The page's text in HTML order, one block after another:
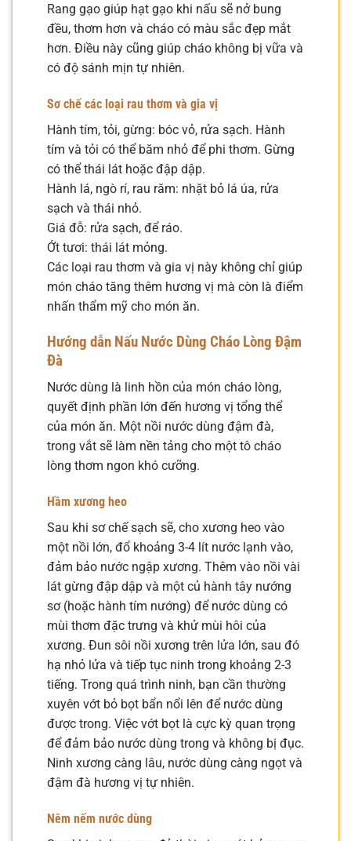
Rang gạo giúp hạt gạo khi nấu sẽ nở bung
đều, thơm hơn và cháo có màu sắc đẹp mắt
hơn. Điều này cũng giúp cháo không bị vữa và
có độ sánh mịn tự nhiên.
Sơ chế các loại rau thơm và gia vị
Hành tím, tỏi, gừng: bóc vỏ, rửa sạch. Hành
tím và tỏi có thể băm nhỏ để phi thơm. Gừng
có thể thái lát hoặc đập dập.
Hành lá, ngò rí, rau răm: nhặt bỏ lá úa, rửa
sạch và thái nhỏ.
Giá đỗ: rửa sạch, để ráo.
Ớt tươi: thái lát mỏng.
Các loại rau thơm và gia vị này không chỉ giúp
món cháo tăng thêm hương vị mà còn là điểm
nhấn thẩm mỹ cho món ăn.
Hướng dẫn Nấu Nước Dùng Cháo Lòng Đậm
Đà
Nước dùng là linh hồn của món cháo lòng,
quyết định phần lớn đến hương vị tổng thể
của món ăn. Một nồi nước dùng đậm đà,
trong vắt sẽ làm nền tảng cho một tô cháo
lòng thơm ngon khó cưỡng.
Hầm xương heo
Sau khi sơ chế sạch sẽ, cho xương heo vào
một nồi lớn, đổ khoảng 3-4 lít nước lạnh vào,
đảm bảo nước ngập xương. Thêm vào nồi vài
lát gừng đập dập và một củ hành tây nướng
sơ (hoặc hành tím nướng) để nước dùng có
mùi thơm đặc trưng và khử mùi hôi của
xương. Đun sôi nồi xương trên lửa lớn, sau đó
hạ nhỏ lửa và tiếp tục ninh trong khoảng 2-3
tiếng. Trong quá trình ninh, bạn cần thường
xuyên vớt bỏ bọt bẩn nổi lên để nước dùng
được trong. Việc vớt bọt là cực kỳ quan trọng
để đảm bảo nước dùng trong và không bị đục.
Ninh xương càng lâu, nước dùng càng ngọt và
đậm đà hương vị tự nhiên.
Nêm nếm nước dùng